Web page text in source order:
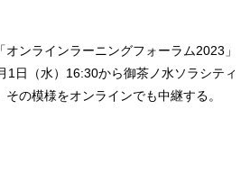
ンラインラーニングフォーラム2023」
1日（水）16:30から御茶ノ水ソラシティ
の模様をオンラインでも中継する。